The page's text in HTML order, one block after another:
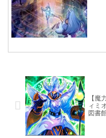
【魔
ィミ
図書